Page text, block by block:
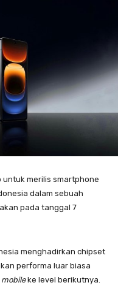
untuk merilis smartphone
dalam sebuah
pada tanggal 7
menghadirkan chipset
performa luar biasa
ke level berikutnya.